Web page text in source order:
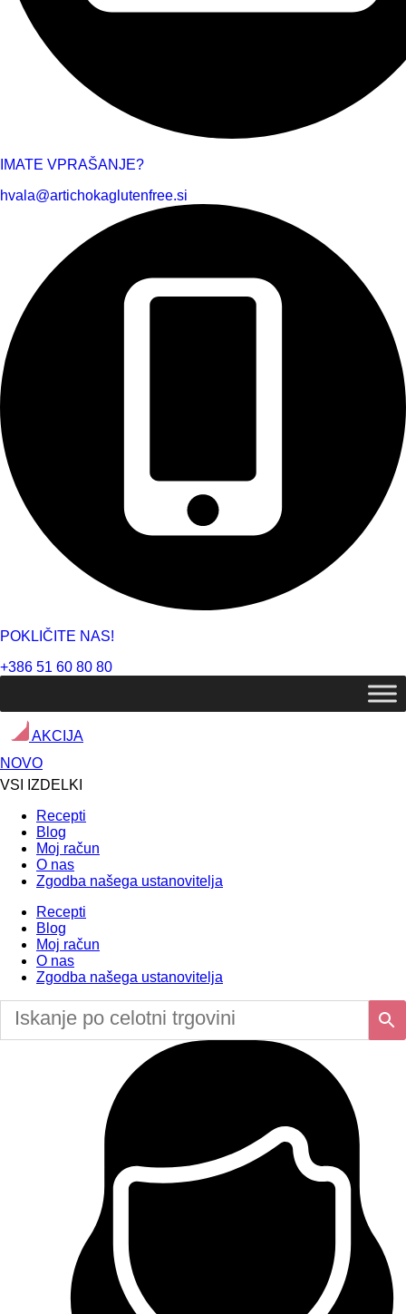
IMATE VPRAŠANJE?
hvala@artichokaglutenfree.si
POKLIČITE NAS!
+386 51 60 80 80
AKCIJA
NOVO
VSI IZDELKI
Recepti
Blog
Moj račun
O nas
Zgodba našega ustanovitelja
Recepti
Blog
Moj račun
O nas
Zgodba našega ustanovitelja